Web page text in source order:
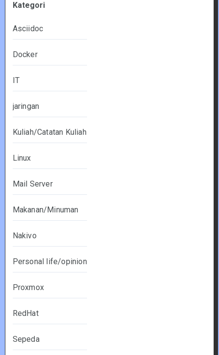
Kategori
Asciidoc
Docker
IT
jaringan
Kuliah/Catatan Kuliah
Linux
Mail Server
Makanan/Minuman
Nakivo
Personal life/opinion
Proxmox
RedHat
Sepeda